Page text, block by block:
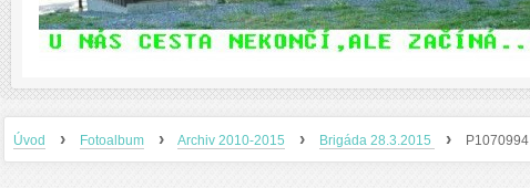
Úvod › Fotoalbum › Archiv 2010-2015 › Brigáda 28.3.2015 › P1070994